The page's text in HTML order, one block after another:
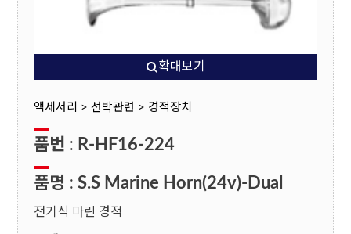
확대보기
액세서리 > 선박관련 > 경적장치
품번 : R-HF16-224
품명 : S.S Marine Horn(24v)-Dual
전기식 마린 경적